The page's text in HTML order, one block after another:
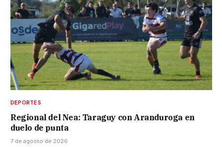
DEPORTES
Regional del Nea: Taraguy con Aranduroga en
duelo de punta
7 de agosto de 2026